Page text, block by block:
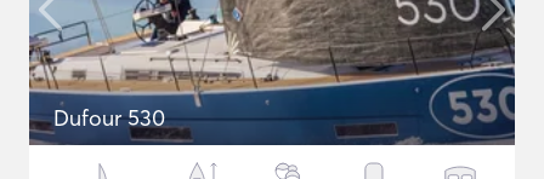
Dufour 530